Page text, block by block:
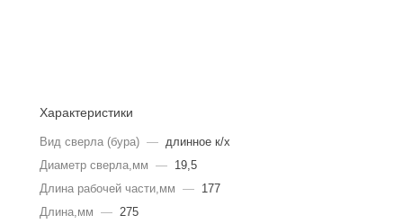
Характеристики
Вид сверла (бура) — длинное к/х
Диаметр сверла,мм — 19,5
Длина рабочей части,мм — 177
Длина,мм — 275